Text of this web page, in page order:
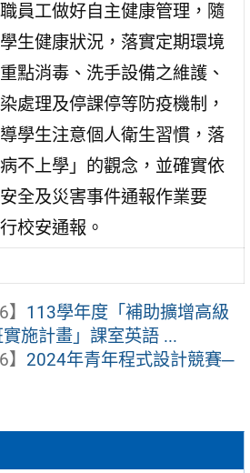
員工做好自主健康管理，隨
生健康狀況，落實定期環境
點消毒、洗手設備之維護、
處理及停課停等防疫機制，
學生注意個人衛生習慣，落
不上學」的觀念，並確實依
安全及災害事件通報作業要
校安通報。
113學年度「補助擴增高級
施計畫」課室英語 ...
2024年青年程式設計競賽─